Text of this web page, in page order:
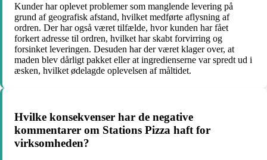
Kunder har oplevet problemer som manglende levering på
grund af geografisk afstand, hvilket medførte aflysning af
ordren. Der har også været tilfælde, hvor kunden har fået
forkert adresse til ordren, hvilket har skabt forvirring og
forsinket leveringen. Desuden har der været klager over, at
maden blev dårligt pakket eller at ingredienserne var spredt ud i
æsken, hvilket ødelagde oplevelsen af måltidet.
Hvilke konsekvenser har de negative
kommentarer om Stations Pizza haft for
virksomheden?